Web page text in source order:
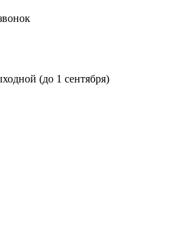
(до 1 сентября)